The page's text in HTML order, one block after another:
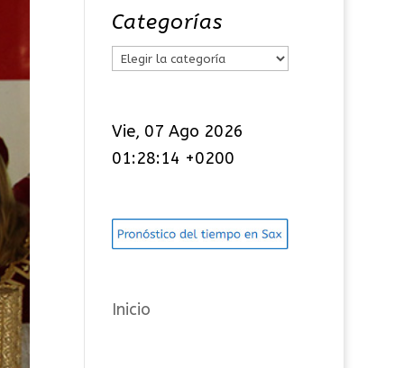
Categorías
C
e
g
r
í
s
Vie, 07 Ago 2026
01:28:15 +0200
Inicio